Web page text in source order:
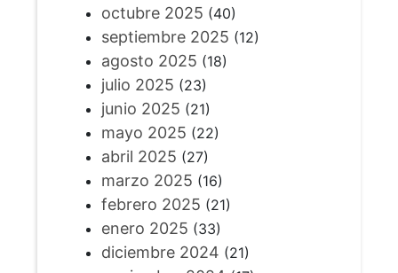
octubre 2025 (40)
septiembre 2025 (12)
agosto 2025 (18)
julio 2025 (23)
junio 2025 (21)
mayo 2025 (22)
abril 2025 (27)
marzo 2025 (16)
febrero 2025 (21)
enero 2025 (33)
diciembre 2024 (21)